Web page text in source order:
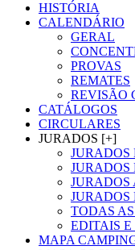
HISTÓRIA
CALENDÁRIO
GERAL
PROVAS
REMATES
REVISÃO
CATÁLOGOS
CIRCULARES
JURADOS [+]
JURADOS
JURADOS
JURADOS
TODAS
EDITAIS E
MAPA